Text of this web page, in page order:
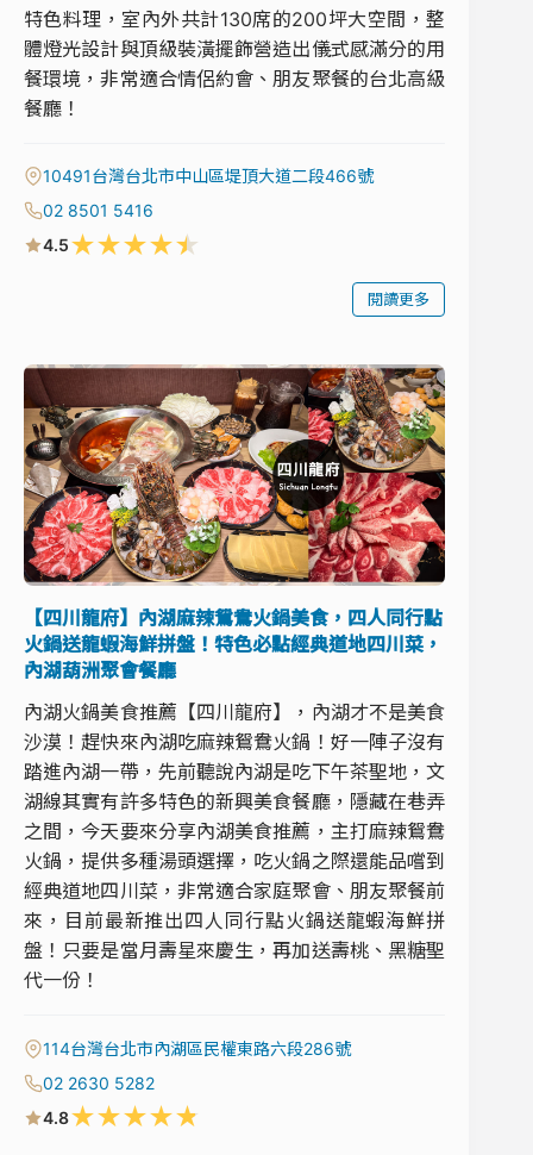
特色料理，室內外共計130席的200坪大空間，整
體燈光設計與頂級裝潢擺飾營造出儀式感滿分的用
餐環境，非常適合情侶約會、朋友聚餐的台北高級
餐廳！
10491台灣台北市中山區堤頂大道二段466號
02 8501 5416
4.5★★★★★
閱讀更多
【四川龍府】內湖麻辣鴛鴦火鍋美食，四人同行點
火鍋送龍蝦海鮮拼盤！特色必點經典道地四川菜，
內湖葫洲聚會餐廳
內湖火鍋美食推薦【四川龍府】，內湖才不是美食
沙漠！趕快來內湖吃麻辣鴛鴦火鍋！好一陣子沒有
踏進內湖一帶，先前聽說內湖是吃下午茶聖地，文
湖線其實有許多特色的新興美食餐廳，隱藏在巷弄
之間，今天要來分享內湖美食推薦，主打麻辣鴛鴦
火鍋，提供多種湯頭選擇，吃火鍋之際還能品嚐到
經典道地四川菜，非常適合家庭聚會、朋友聚餐前
來，目前最新推出四人同行點火鍋送龍蝦海鮮拼
盤！只要是當月壽星來慶生，再加送壽桃、黑糖聖
代一份！
114台灣台北市內湖區民權東路六段286號
02 2630 5282
4.8★★★★★